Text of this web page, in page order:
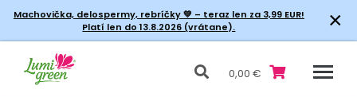
Machovička, delospermy, rebríčky💚 – teraz len za 3,99 EUR!
Platí len do 13.8.2026 (vrátane).
×
0,00 €